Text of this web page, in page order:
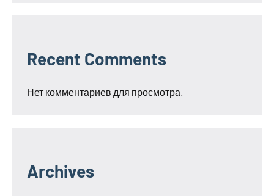
Recent Comments
Нет комментариев для просмотра.
Archives